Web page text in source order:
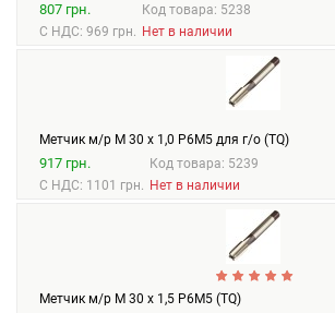
807 грн.
С НДС: 969 грн.
Код товара: 5238
Нет в наличии
Метчик м/р М 30 х 1,0 Р6М5 для г/о (TQ)
917 грн.
С НДС: 1101 грн.
Код товара: 5239
Нет в наличии
Метчик м/р М 30 х 1,5 Р6М5 (TQ)